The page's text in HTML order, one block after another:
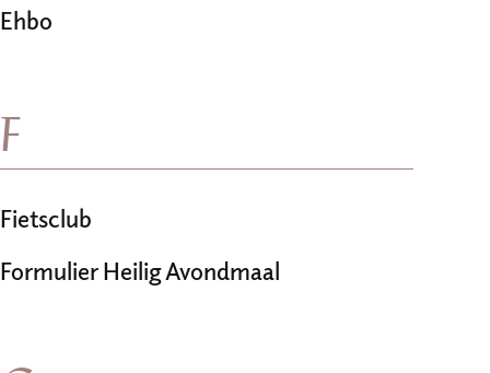
Ehbo
F
Fietsclub
Formulier Heilig Avondmaal